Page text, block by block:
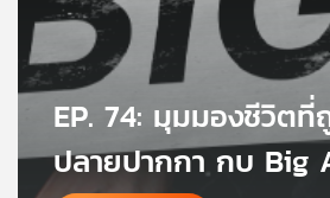
เครือ
ข่าย
วิทยุ
บี
เอส
EP. 74: มุมมองชีวิตที่
ปลายปากกา กบ Big